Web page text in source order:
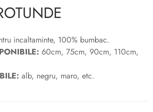
incaltaminte, 100% bumbac.
60cm, 75cm, 90cm, 110cm,
alb, negru, maro, etc.